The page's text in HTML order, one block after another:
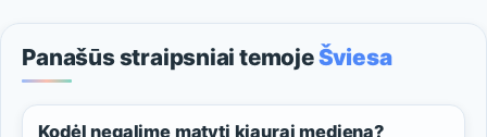
Panašūs straipsniai temojeŠviesa
Kodėl negalime matyti kiaurai medieną?